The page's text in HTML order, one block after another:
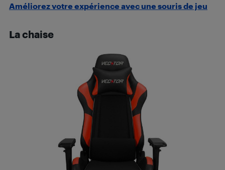
Améliorez votre expérience avec une souris de jeu
La chaise